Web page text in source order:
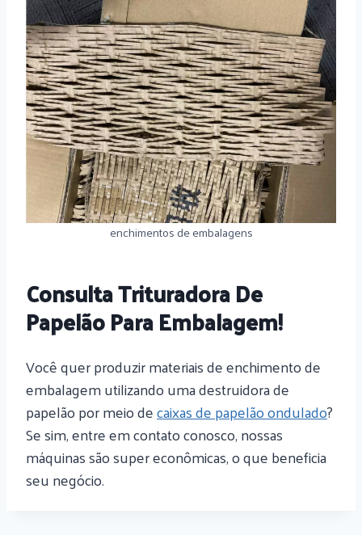
enchimentos de embalagens
Consulta Trituradora De
Papelão Para Embalagem!
Você quer produzir materiais de enchimento de
embalagem utilizando uma destruidora de
papelão por meio decaixas de papelão ondulado?
Se sim, entre em contato conosco, nossas
máquinas são super econômicas, o que beneficia
seu negócio.